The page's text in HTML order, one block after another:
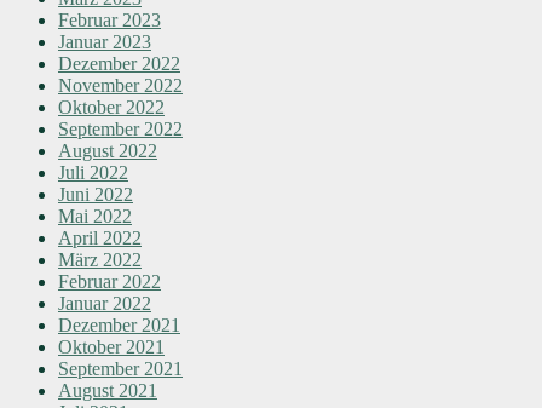
Februar 2023
Januar 2023
Dezember 2022
November 2022
Oktober 2022
September 2022
August 2022
Juli 2022
Juni 2022
Mai 2022
April 2022
März 2022
Februar 2022
Januar 2022
Dezember 2021
Oktober 2021
September 2021
August 2021